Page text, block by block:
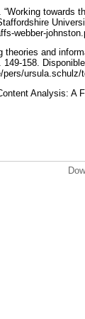
towards
webber-
theories and
158.
Analysis: A